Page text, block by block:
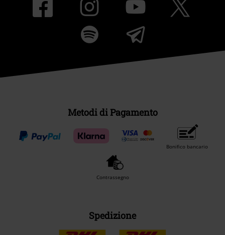
Metodi di Pagamento
Bonifico bancario
Contrassegno
Spedizione